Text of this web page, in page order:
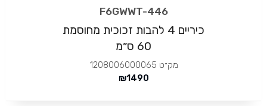
F6GWWT-446
כיריים 4 להבות זכוכית מחוסמת
60 ס״מ
מק״ט 1208006000065
1490
₪